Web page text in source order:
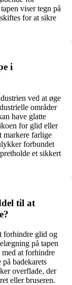
viser tegn på
for at sikre
i
ved at øge
områder
have glatte
for glid eller
markere farlige
forbundet
et sikkert
til at
forhindre glid og
på tapen
at forhindre
badekarets
overflade, der
eller bruseren.